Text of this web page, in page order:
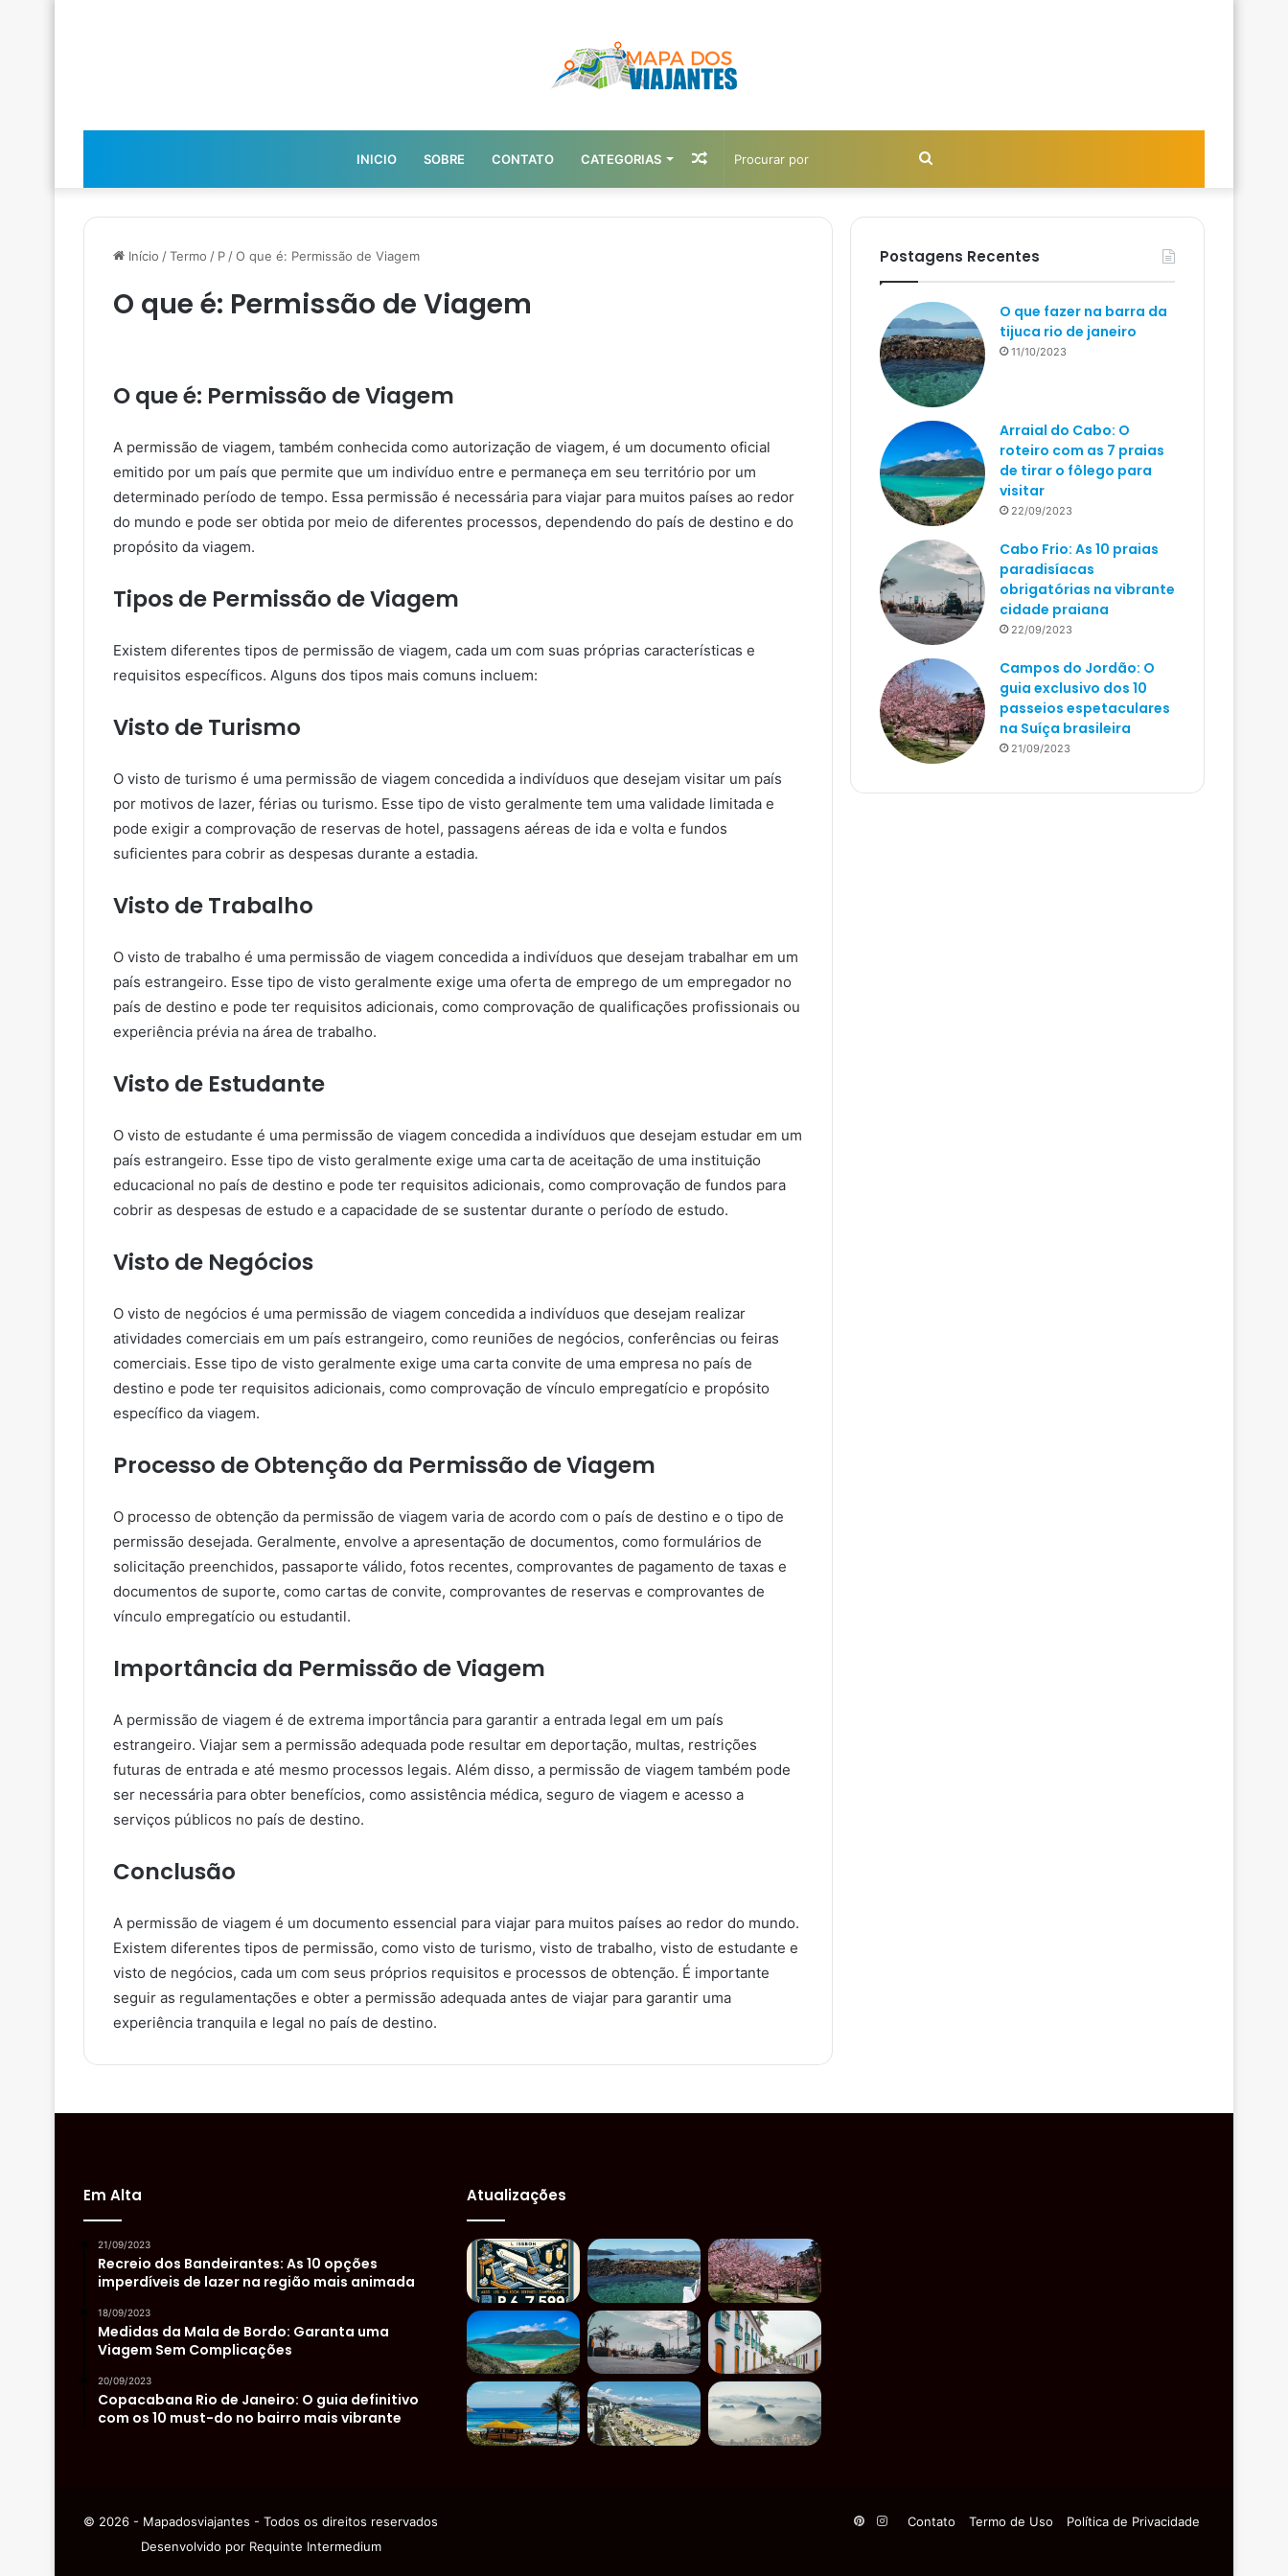
INICIO SOBRE CONTATO CATEGORIAS Procurar
por
Artigo
aleatório
Início /Termo / P /O que é: Permissão de Viagem
O que é: Permissão de Viagem
O que é: Permissão de Viagem
A permissão de viagem, também conhecida como autorização de viagem, é um documento oficial
emitido por um país que permite que um indivíduo entre e permaneça em seu território por um
determinado período de tempo. Essa permissão é necessária para viajar para muitos países ao redor
do mundo e pode ser obtida por meio de diferentes processos, dependendo do país de destino e do
propósito da viagem.
Tipos de Permissão de Viagem
Existem diferentes tipos de permissão de viagem, cada um com suas próprias características e
requisitos específicos. Alguns dos tipos mais comuns incluem:
Visto de Turismo
O visto de turismo é uma permissão de viagem concedida a indivíduos que desejam visitar um país
por motivos de lazer, férias ou turismo. Esse tipo de visto geralmente tem uma validade limitada e
pode exigir a comprovação de reservas de hotel, passagens aéreas de ida e volta e fundos
suficientes para cobrir as despesas durante a estadia.
Visto de Trabalho
O visto de trabalho é uma permissão de viagem concedida a indivíduos que desejam trabalhar em um
país estrangeiro. Esse tipo de visto geralmente exige uma oferta de emprego de um empregador no
país de destino e pode ter requisitos adicionais, como comprovação de qualificações profissionais ou
experiência prévia na área de trabalho.
Visto de Estudante
O visto de estudante é uma permissão de viagem concedida a indivíduos que desejam estudar em um
país estrangeiro. Esse tipo de visto geralmente exige uma carta de aceitação de uma instituição
educacional no país de destino e pode ter requisitos adicionais, como comprovação de fundos para
cobrir as despesas de estudo e a capacidade de se sustentar durante o período de estudo.
Visto de Negócios
O visto de negócios é uma permissão de viagem concedida a indivíduos que desejam realizar
atividades comerciais em um país estrangeiro, como reuniões de negócios, conferências ou feiras
comerciais. Esse tipo de visto geralmente exige uma carta convite de uma empresa no país de
destino e pode ter requisitos adicionais, como comprovação de vínculo empregatício e propósito
específico da viagem.
Processo de Obtenção da Permissão de Viagem
O processo de obtenção da permissão de viagem varia de acordo com o país de destino e o tipo de
permissão desejada. Geralmente, envolve a apresentação de documentos, como formulários de
solicitação preenchidos, passaporte válido, fotos recentes, comprovantes de pagamento de taxas e
documentos de suporte, como cartas de convite, comprovantes de reservas e comprovantes de
vínculo empregatício ou estudantil.
Importância da Permissão de Viagem
A permissão de viagem é de extrema importância para garantir a entrada legal em um país
estrangeiro. Viajar sem a permissão adequada pode resultar em deportação, multas, restrições
futuras de entrada e até mesmo processos legais. Além disso, a permissão de viagem também pode
ser necessária para obter benefícios, como assistência médica, seguro de viagem e acesso a
serviços públicos no país de destino.
Conclusão
A permissão de viagem é um documento essencial para viajar para muitos países ao redor do mundo.
Existem diferentes tipos de permissão, como visto de turismo, visto de trabalho, visto de estudante e
visto de negócios, cada um com seus próprios requisitos e processos de obtenção. É importante
seguir as regulamentações e obter a permissão adequada antes de viajar para garantir uma
experiência tranquila e legal no país de destino.
Postagens Recentes
O que fazer na barra da
tijuca rio de janeiro
11/10/2023
Arraial do Cabo: O
roteiro com as 7 praias
de tirar o fôlego para
visitar
22/09/2023
Cabo Frio: As 10 praias
paradisíacas
obrigatórias na vibrante
cidade praiana
22/09/2023
Campos do Jordão: O
guia exclusivo dos 10
passeios espetaculares
na Suíça brasileira
21/09/2023
Em Alta
21/09/2023
Recreio dos Bandeirantes: As 10 opções
imperdíveis de lazer na região mais animada
18/09/2023
Medidas da Mala de Bordo: Garanta uma
Viagem Sem Complicações
20/09/2023
Copacabana Rio de Janeiro: O guia definitivo
com os 10 must-do no bairro mais vibrante
Atualizações
© 2026 - Mapadosviajantes - Todos os direitos reservados
Desenvolvido por Requinte Intermedium
Contato Termo de Uso Política de Privacidade
Pinterest
Instagram